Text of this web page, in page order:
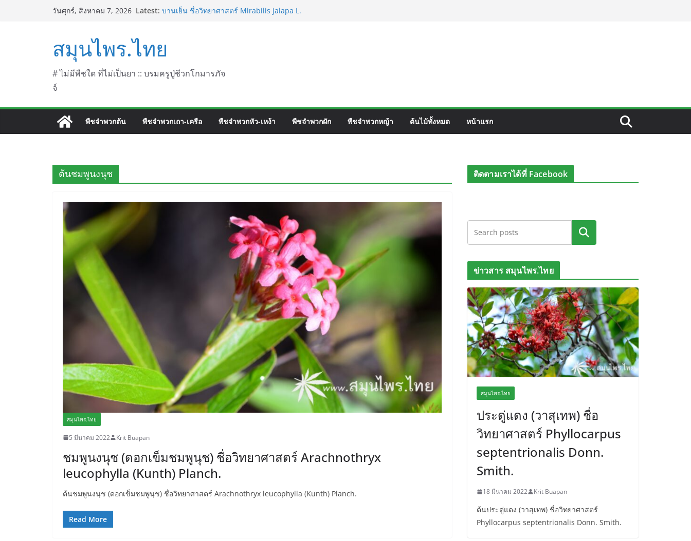
วันศุกร์, สิงหาคม 7, 2026 Latest: บานเย็น ชื่อวิทยาศาสตร์ Mirabilis jalapa L.
L. (Firework)
บานไม่รู้โรย
สมุนไพร.ไทย
# ไม่มีพืชใด ที่ไม่เป็นยา :: บรมครูปู่ชีวกโกมารภัจ
จ์
พืชจำพวกต้น พืชจำพวกเถา-เครือ พืชจำพวกหัว-เหง้า พืชจำพวกผัก พืชจำพวกหญ้า ต้นไม้ทั้งหมด หน้าแรก
ต้นชมพูนงนุช
สมุนไพร.ไทย
5 มีนาคม 2022 Krit Buapan
ชมพูนงนุช (ดอกเข็มชมพูนุช) ชื่อวิทยาศาสตร์ Arachnothryx
leucophylla (Kunth) Planch.
ต้นชมพูนงนุช (ดอกเข็มชมพูนุช) ชื่อวิทยาศาสตร์ Arachnothryx leucophylla (Kunth) Planch.
Read More
ติดตามเราได้ที่ Facebook
ค้นหา
ข่าวสาร สมุนไพร.ไทย
สมุนไพร.ไทย
ประดู่แดง (วาสุเทพ) ชื่อ
วิทยาศาสตร์ Phyllocarpus
septentrionalis Donn.
Smith.
18 มีนาคม 2022 Krit Buapan
ต้นประดู่แดง (วาสุเทพ) ชื่อวิทยาศาสตร์
Phyllocarpus septentrionalis Donn. Smith.